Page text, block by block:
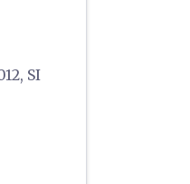
SI